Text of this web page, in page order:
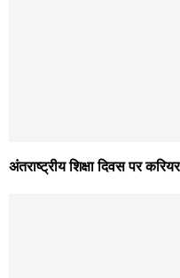
अंतराष्ट्रीय शिक्षा दिवस पर